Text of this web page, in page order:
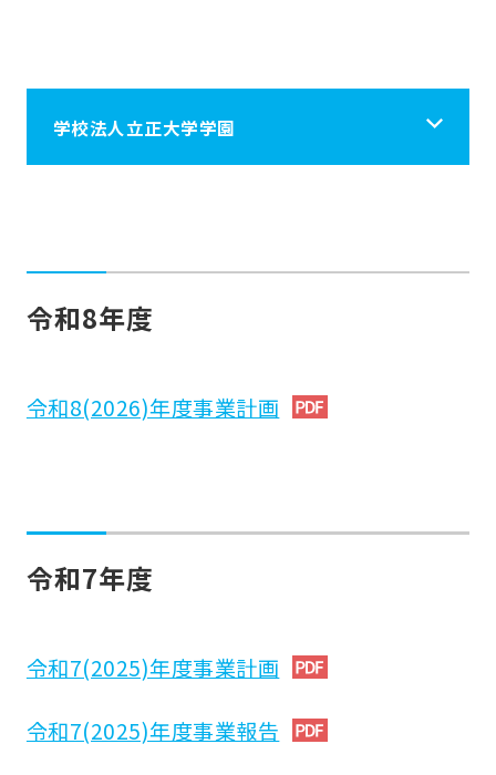
学校法人立正大学学園
立正大学学園について
税制上の優遇措置
令和8年度
令和8(2026)年度事業計画
令和7年度
令和7(2025)年度事業計画
令和7(2025)年度事業報告